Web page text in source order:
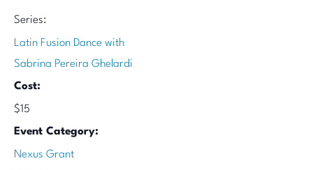
Series:
Latin Fusion Dance with
Sabrina Pereira Ghelardi
Cost:
$15
Event Category:
Nexus Grant